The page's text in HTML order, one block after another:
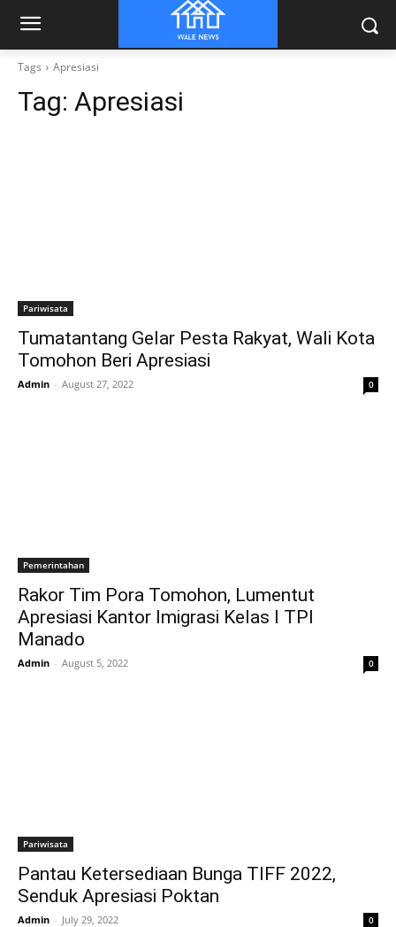
Tags Apresiasi
Tag: Apresiasi
Pariwisata
Tumatantang Gelar Pesta Rakyat, Wali Kota
Tomohon Beri Apresiasi
Admin - August 27, 2022 0
Pemerintahan
Rakor Tim Pora Tomohon, Lumentut
Apresiasi Kantor Imigrasi Kelas I TPI
Manado
Admin - August 5, 2022 0
Pariwisata
Pantau Ketersediaan Bunga TIFF 2022,
Senduk Apresiasi Poktan
Admin - July 29, 2022 0